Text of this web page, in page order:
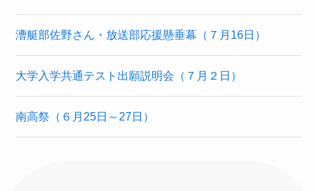
漕艇部佐野さん・放送部応援懸垂幕（７月16日）
大学入学共通テスト出願説明会（７月２日）
南高祭（６月25日～27日）